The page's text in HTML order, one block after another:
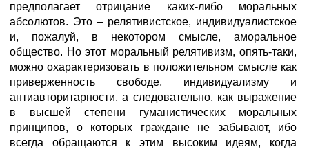
предполагает отрицание каких-либо моральных
абсолютов. Это – релятивистское, индивидуалистское
и, пожалуй, в некотором смысле, аморальное
общество. Но этот моральный релятивизм, опять-таки,
можно охарактеризовать в положительном смысле как
приверженность свободе, индивидуализму и
антиавторитарности, а следовательно, как выражение
в высшей степени гуманистических моральных
принципов, о которых граждане не забывают, ибо
всегда обращаются к этим высоким идеям, когда